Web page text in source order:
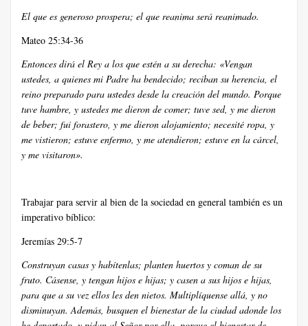
El que es generoso prospera; el que reanima será reanimado.
Mateo 25:34-36
Entonces dirá el Rey a los que estén a su derecha: «Vengan
ustedes, a quienes mi Padre ha bendecido; reciban su herencia, el
reino preparado para ustedes desde la creación del mundo. Porque
tuve hambre, y ustedes me dieron de comer; tuve sed, y me dieron
de beber; fui forastero, y me dieron alojamiento; necesité ropa, y
me vistieron; estuve enfermo, y me atendieron; estuve en la cárcel,
y me visitaron».
Trabajar para servir al bien de la sociedad en general también es un
imperativo bíblico:
Jeremías 29:5-7
Construyan casas y habítenlas; planten huertos y coman de su
fruto. Cásense, y tengan hijos e hijas; y casen a sus hijos e hijas,
para que a su vez ellos les den nietos. Multiplíquense allá, y no
disminuyan. Además, busquen el bienestar de la ciudad adonde los